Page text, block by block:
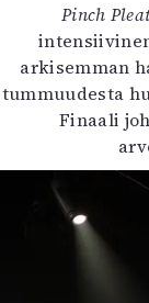
Pinch
arkisemman
tummuudesta
Finaali